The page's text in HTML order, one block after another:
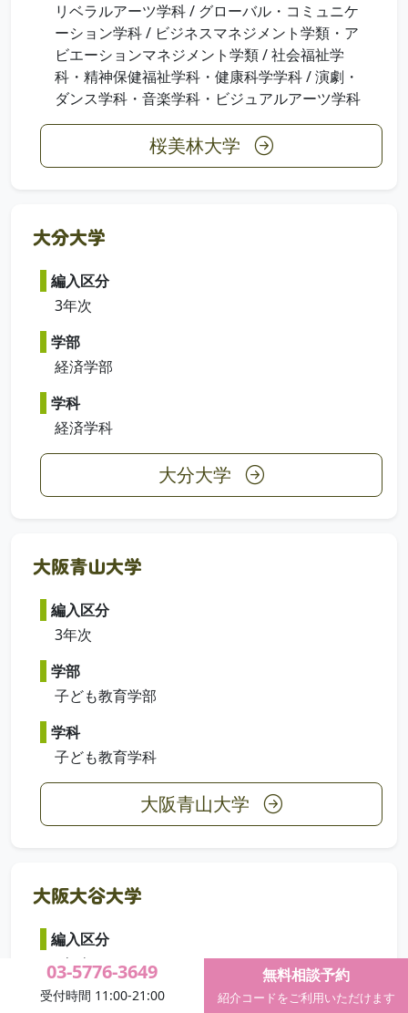
リベラルアーツ学科 / グローバル・コミュニケ
ーション学科 / ビジネスマネジメント学類・ア
ビエーションマネジメント学類 / 社会福祉学
科・精神保健福祉学科・健康科学学科 / 演劇・
ダンス学科・音楽学科・ビジュアルアーツ学科
桜美林大学
大分大学
編入区分
3年次
学部
経済学部
学科
経済学科
大分大学
大阪青山大学
編入区分
3年次
学部
子ども教育学部
学科
子ども教育学科
大阪青山大学
大阪大谷大学
編入区分
3年次
学部
03-5776-3649
受付時間 11:00-21:00
無料相談予約
紹介コードをご利用いただけます